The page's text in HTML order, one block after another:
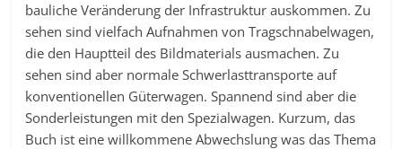
bauliche Veränderung der Infrastruktur auskommen. Zu
sehen sind vielfach Aufnahmen von Tragschnabelwagen,
die den Hauptteil des Bildmaterials ausmachen. Zu
sehen sind aber normale Schwerlasttransporte auf
konventionellen Güterwagen. Spannend sind aber die
Sonderleistungen mit den Spezialwagen. Kurzum, das
Buch ist eine willkommene Abwechslung was das Thema